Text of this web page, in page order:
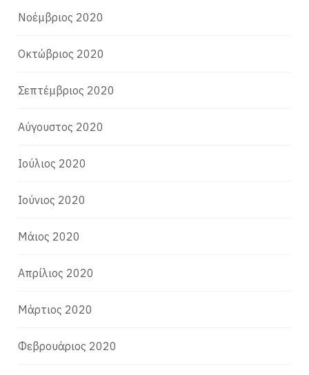
Νοέμβριος 2020
Οκτώβριος 2020
Σεπτέμβριος 2020
Αύγουστος 2020
Ιούλιος 2020
Ιούνιος 2020
Μάιος 2020
Απρίλιος 2020
Μάρτιος 2020
Φεβρουάριος 2020